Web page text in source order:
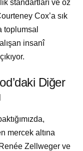
standartları ve öz
Cox’a sık
toplumsal
insanî
Diğer
mercek altına
Zellweger ve